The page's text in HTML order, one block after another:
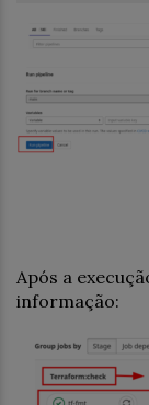
Após a
informação: